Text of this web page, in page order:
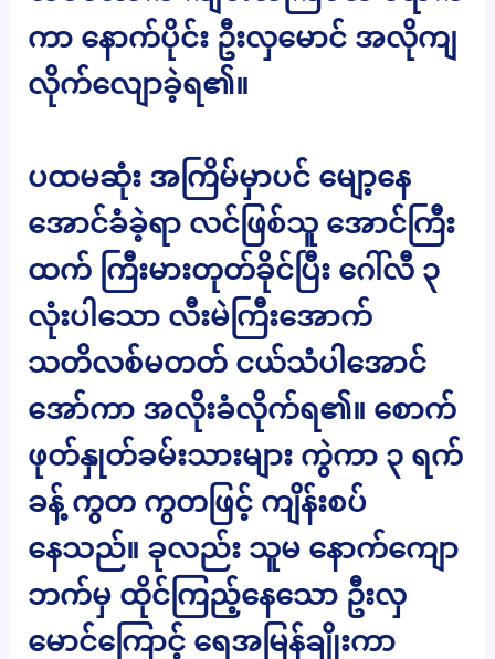
ကာ နောက်ပိုင်း ဦးလှမောင် အလိုကျ
လိုက်လျောခဲ့ရ၏။
ပထမဆုံး အကြိမ်မှာပင် မျော့နေ
အောင်ခံခဲ့ရာ လင်ဖြစ်သူ အောင်ကြီး
ထက် ကြီးမားတုတ်ခိုင်ပြီး ဂေါ်လီ ၃
လုံးပါသော လီးမဲကြီးအောက်
သတိလစ်မတတ် ငယ်သံပါအောင်
အော်ကာ အလိုးခံလိုက်ရ၏။ စောက်
ဖုတ်နှုတ်ခမ်းသားများ ကွဲကာ ၃ ရက်
ခန့် ကွတ ကွတဖြင့် ကျိန်းစပ်
နေသည်။ ခုလည်း သူမ နောက်ကျော
ဘက်မှ ထိုင်ကြည့်နေသော ဦးလှ
မောင်ကြောင့် ရေအမြန်ချိုးကာ